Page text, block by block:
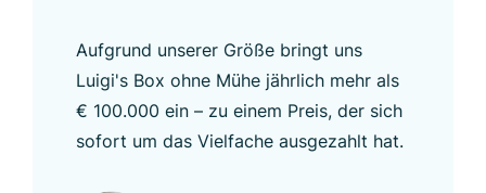
Aufgrund unserer Größe bringt uns
Luigi's Box ohne Mühe jährlich mehr als
€ 100.000 ein – zu einem Preis, der sich
sofort um das Vielfache ausgezahlt hat.